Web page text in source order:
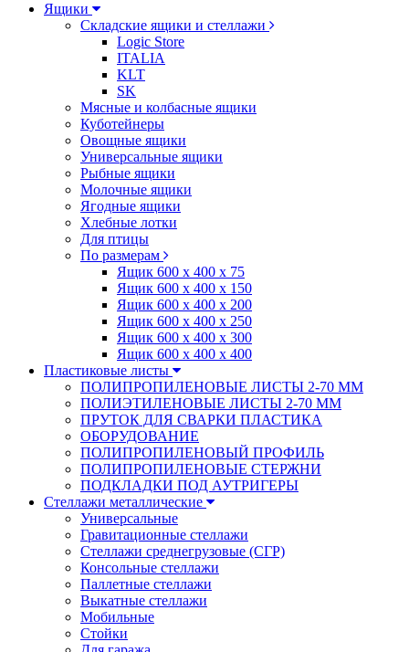
Ящики
Складские ящики и стеллажи
Logic Store
ITALIA
KLT
SK
Мясные и колбасные ящики
Куботейнеры
Овощные ящики
Универсальные ящики
Рыбные ящики
Молочные ящики
Ягодные ящики
Хлебные лотки
Для птицы
По размерам
Ящик 600 х 400 х 75
Ящик 600 х 400 х 150
Ящик 600 х 400 х 200
Ящик 600 х 400 х 250
Ящик 600 х 400 х 300
Ящик 600 х 400 х 400
Пластиковые листы
ПОЛИПРОПИЛЕНОВЫЕ ЛИСТЫ 2-70 ММ
ПОЛИЭТИЛЕНОВЫЕ ЛИСТЫ 2-70 ММ
ПРУТОК ДЛЯ СВАРКИ ПЛАСТИКА
ОБОРУДОВАНИЕ
ПОЛИПРОПИЛЕНОВЫЙ ПРОФИЛЬ
ПОЛИПРОПИЛЕНОВЫЕ СТЕРЖНИ
ПОДКЛАДКИ ПОД АУТРИГЕРЫ
Стеллажи металлические
Универсальные
Гравитационные стеллажи
Стеллажи среднегрузовые (СГР)
Консольные стеллажи
Паллетные стеллажи
Выкатные стеллажи
Мобильные
Стойки